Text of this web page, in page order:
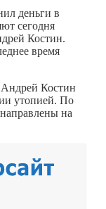
деньги в
сегодня
Костин.
время
Андрей Костин
утопией. По
на